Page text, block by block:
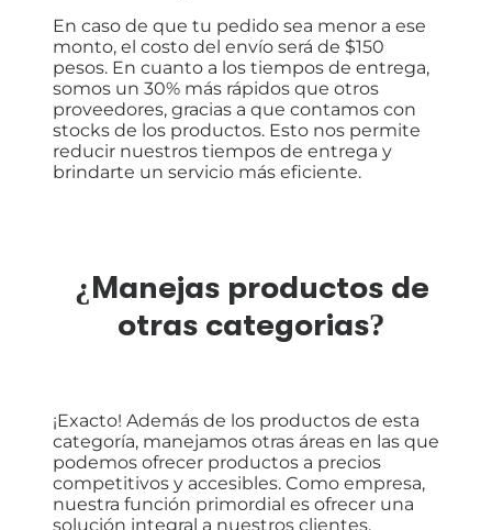
En caso de que tu pedido sea menor a ese
monto, el costo del envío será de $150
pesos. En cuanto a los tiempos de entrega,
somos un 30% más rápidos que otros
proveedores, gracias a que contamos con
stocks de los productos. Esto nos permite
reducir nuestros tiempos de entrega y
brindarte un servicio más eficiente.
¿Manejas productos de
otras categorias?
¡Exacto! Además de los productos de esta
categoría, manejamos otras áreas en las que
podemos ofrecer productos a precios
competitivos y accesibles. Como empresa,
nuestra función primordial es ofrecer una
solución integral a nuestros clientes,